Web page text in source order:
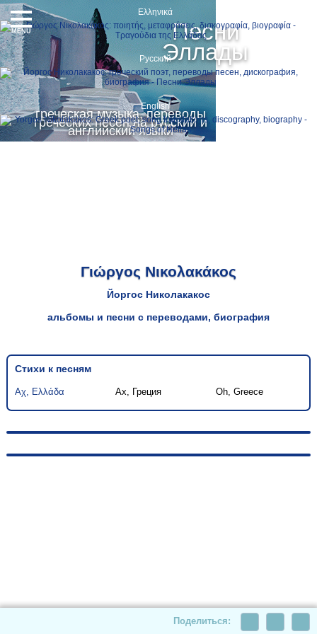
Песни
Эллады
греческая музыка, переводы
греческих песен на русский и
английский языки
Ελληνικά
Русский
English
MENU
Γιώργος Νικολακάκος
Йоргос Николакакос
альбомы и песни с переводами, биография
Стихи к песням
Αχ, Ελλάδα Ах, Греция Oh, Greece
Поделиться: